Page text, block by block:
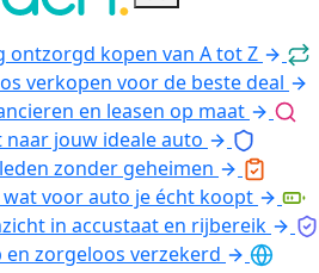
ontzorgd kopen van A tot Z
verkopen voor de beste deal
en leasen op maat
jouw ideale auto
zonder geheimen
wat voor auto je écht koopt
in accustaat en rijbereik
en zorgeloos verzekerd